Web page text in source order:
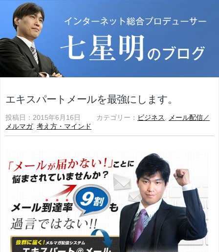
エキスパートメールを最強にします。
投稿日：2015年6月16日 カテゴリー： ビジネス, メール配信／
メルマガ, 考え方・マインド